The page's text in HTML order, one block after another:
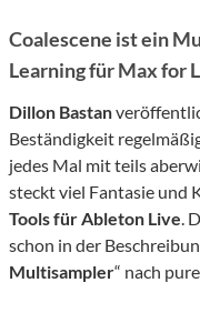
Coalescene ist ein
Learning für Max for
Dillon Bastan
Beständigkeit
jedes Mal mit teils
steckt viel Fantasie und
Tools für Ableton Live.
schon in der
Multisampler“ nach